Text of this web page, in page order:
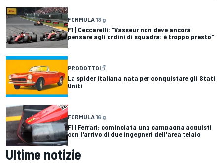
FORMULA 13 g
F1 | Ceccarelli: "Vasseur non deve ancora
pensare agli ordini di squadra: è troppo presto"
PRODOTTO
La spider italiana nata per conquistare gli Stati
Uniti
FORMULA 16 g
F1 | Ferrari: cominciata una campagna acquisti
con l'arrivo di due ingegneri dell'area telaio
Ultime notizie